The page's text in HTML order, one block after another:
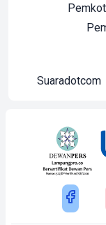
Suaradotcom